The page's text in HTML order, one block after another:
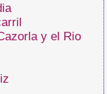
y el Rio